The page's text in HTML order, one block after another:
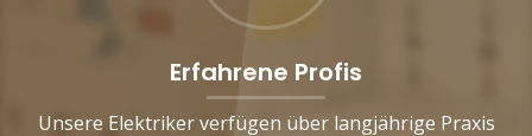
Erfahrene Profis
Unsere Elektriker verfügen über langjährige Praxis